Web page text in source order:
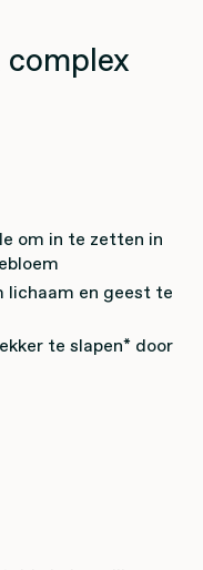
complex
om in te zetten in
lichaam en geest te
te slapen* door